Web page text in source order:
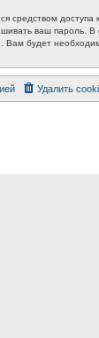
средством доступа
ваш пароль. В
Вам будет
Удалить